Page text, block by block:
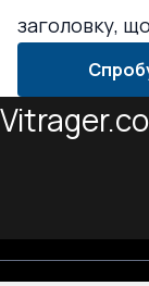
заголовку,